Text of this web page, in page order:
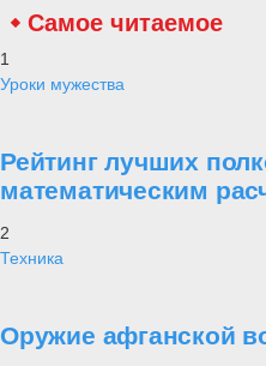
Самое читаемое
1
Уроки мужества
Рейтинг лучших
математическим
2
Техника
Оружие афганской